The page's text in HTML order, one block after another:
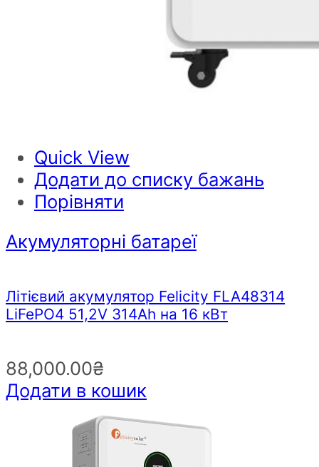
Quick View
Додати до списку бажань
Порівняти
Акумуляторні батареї
Літієвий акумулятор Felicity FLA48314
LiFePO4 51,2V 314Ah на 16 кВт
88,000.00₴
Додати в кошик